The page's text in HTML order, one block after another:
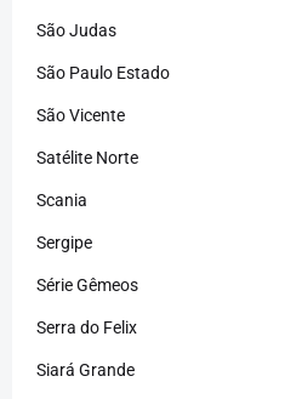
São Judas
São Paulo Estado
São Vicente
Satélite Norte
Scania
Sergipe
Série Gêmeos
Serra do Felix
Siará Grande